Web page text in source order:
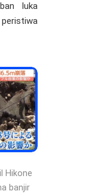
luka
Hikone
banjir